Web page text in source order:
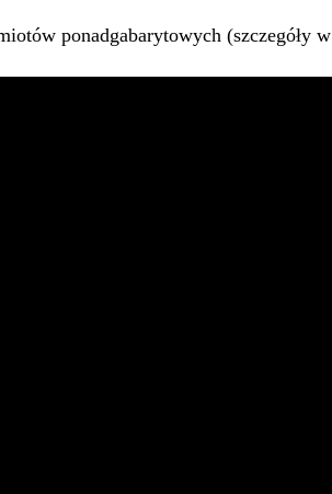
ponadgabarytowych (szczegóły w